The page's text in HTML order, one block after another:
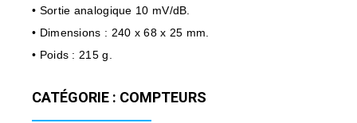
• Sortie analogique 10 mV/dB.
• Dimensions : 240 x 68 x 25 mm.
• Poids : 215 g.
CATÉGORIE : COMPTEURS